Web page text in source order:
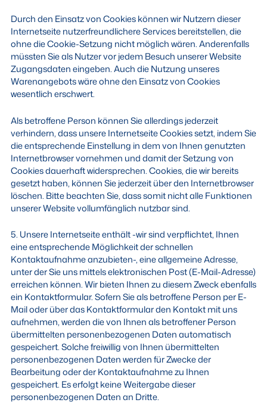
Durch den Einsatz von Cookies können wir Nutzern dieser
Internetseite nutzerfreundlichere Services bereitstellen, die
ohne die Cookie-Setzung nicht möglich wären. Anderenfalls
müssten Sie als Nutzer vor jedem Besuch unserer Website
Zugangsdaten eingeben. Auch die Nutzung unseres
Warenangebots wäre ohne den Einsatz von Cookies
wesentlich erschwert.
Als betroffene Person können Sie allerdings jederzeit
verhindern, dass unsere Internetseite Cookies setzt, indem Sie
die entsprechende Einstellung in dem von Ihnen genutzten
Internetbrowser vornehmen und damit der Setzung von
Cookies dauerhaft widersprechen. Cookies, die wir bereits
gesetzt haben, können Sie jederzeit über den Internetbrowser
löschen. Bitte beachten Sie, dass somit nicht alle Funktionen
unserer Website vollumfänglich nutzbar sind.
5. Unsere Internetseite enthält -wir sind verpflichtet, Ihnen
eine entsprechende Möglichkeit der schnellen
Kontaktaufnahme anzubieten-, eine allgemeine Adresse,
unter der Sie uns mittels elektronischen Post (E-Mail-Adresse)
erreichen können. Wir bieten Ihnen zu diesem Zweck ebenfalls
ein Kontaktformular. Sofern Sie als betroffene Person per E-
Mail oder über das Kontaktformular den Kontakt mit uns
aufnehmen, werden die von Ihnen als betroffener Person
übermittelten personenbezogenen Daten automatisch
gespeichert. Solche freiwillig von Ihnen übermittelten
personenbezogenen Daten werden für Zwecke der
Bearbeitung oder der Kontaktaufnahme zu Ihnen
gespeichert. Es erfolgt keine Weitergabe dieser
personenbezogenen Daten an Dritte.